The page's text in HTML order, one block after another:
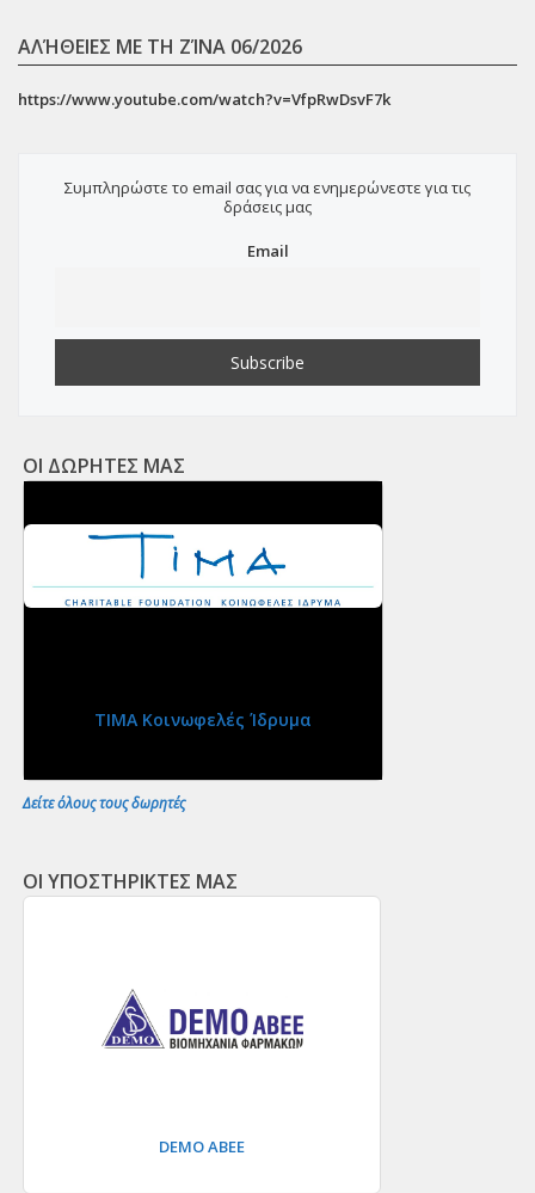
ΑΛΉΘΕΙΕΣ ΜΕ ΤΗ ΖΊΝΑ 06/2026
https://www.youtube.com/watch?v=VfpRwDsvF7k
Συμπληρώστε το email σας για να ενημερώνεστε για τις
δράσεις μας
Email
ΟΙ ΔΩΡΗΤΕΣ ΜΑΣ
ΤΙΜΑ Κοινωφελές Ίδρυμα
Δείτε όλους τους δωρητές
ΟΙ ΥΠΟΣΤΗΡΙΚΤΕΣ ΜΑΣ
DEMO ΑΒΕΕ